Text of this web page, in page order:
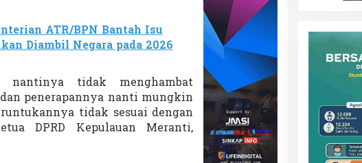
ATR/BPN Bantah Isu
Diambil Negara pada 2026
tidak menghambat
penerapannya nanti mungkin
tidak sesuai dengan
DPRD Kepulauan Meranti,